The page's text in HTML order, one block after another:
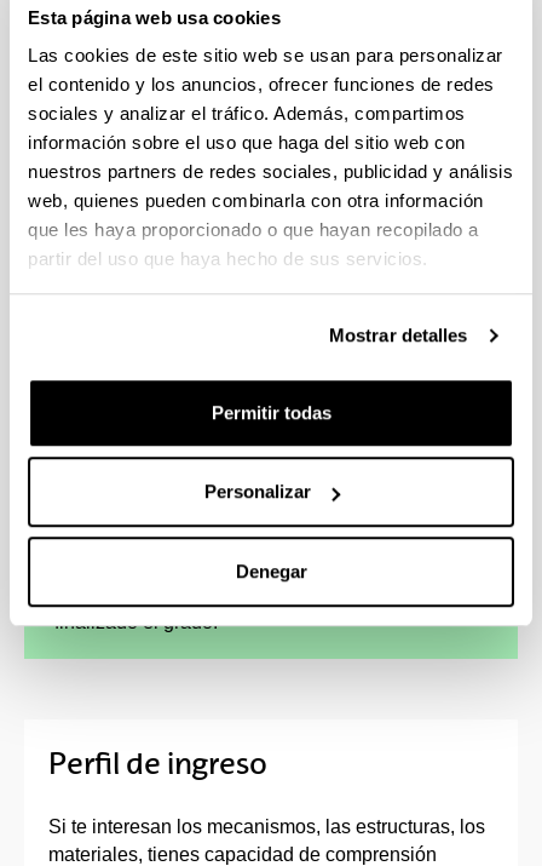
Esta página web usa cookies
Las cookies de este sitio web se usan para personalizar
el contenido y los anuncios, ofrecer funciones de redes
sociales y analizar el tráfico. Además, compartimos
información sobre el uso que haga del sitio web con
nuestros partners de redes sociales, publicidad y análisis
web, quienes pueden combinarla con otra información
que les haya proporcionado o que hayan recopilado a
partir del uso que haya hecho de sus servicios.
Mostrar detalles
Permitir todas
Personalizar
Denegar
4 razones para elegir este grado
profesionales.
Esta titulación tiene atribuciones profesionales
legalmente reconocidas.
La demanda laboral en ingeniería mecánica es
cursar parte de los estudios en el extranjero,
finalizado el grado.
Perfil de ingreso
Si te interesan los mecanismos, las estructuras, los
materiales, tienes capacidad de comprensión